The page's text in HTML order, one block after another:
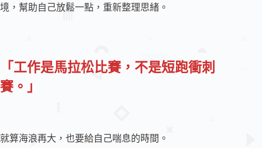
境，幫助自己放鬆一點，重新整理思緒。
「工作是馬拉松比賽，不是短跑衝刺
賽。」
就算海浪再大，也要給自己喘息的時間。